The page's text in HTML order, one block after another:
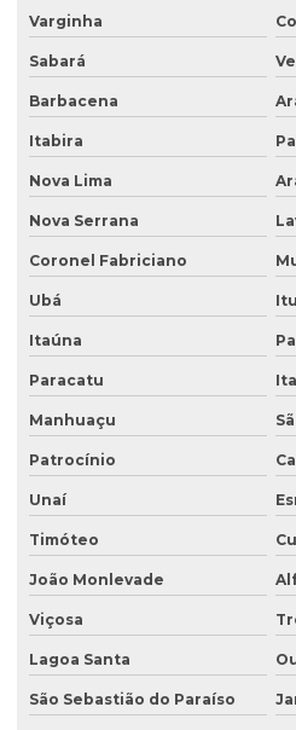
Empresa de ensaio percolação do
Empresa de ensaio de
Empresa de ensaios de solos
Empresa especialista em sondagens
Empresa especializada em
Empresa que faz análise de água
Empresa que faz análise de solo
Empresa de retirada de tanque
Empresa de retirada de tanques
Empresa de sondagem ambiental
Empresa sondagem de solo
Empresas de consultoria ambiental
Empresas de consultoria meio
Empresas que fazem análise de
Varginha
Sabará
Barbacena
Itabira
Nova Lima
Nova Serrana
Coronel Fabriciano
Ubá
Itaúna
Paracatu
Manhuaçu
Patrocínio
Unaí
Timóteo
João Monlevade
Viçosa
Lagoa Santa
São Sebastião do Paraíso